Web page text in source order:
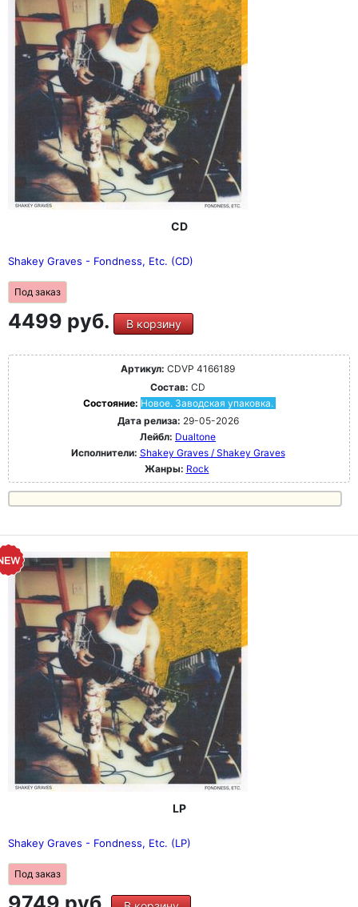
CD
Shakey Graves - Fondness, Etc. (CD)
Под заказ
4499 руб. В корзину
Артикул: CDVP 4166189
Состав: CD
Состояние: Новое. Заводская упаковка.
Дата релиза: 29-05-2026
Лейбл: Dualtone
Исполнители: Shakey Graves / Shakey Graves
Жанры: Rock
LP
Shakey Graves - Fondness, Etc. (LP)
Под заказ